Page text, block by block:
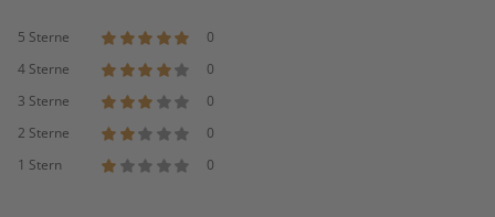
5 Sterne
0
4 Sterne
0
3 Sterne
0
2 Sterne
0
1 Stern
0